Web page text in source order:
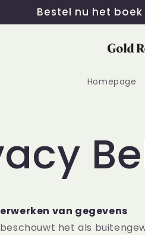
Bestel nu het
Homepage
van gegevens
het als